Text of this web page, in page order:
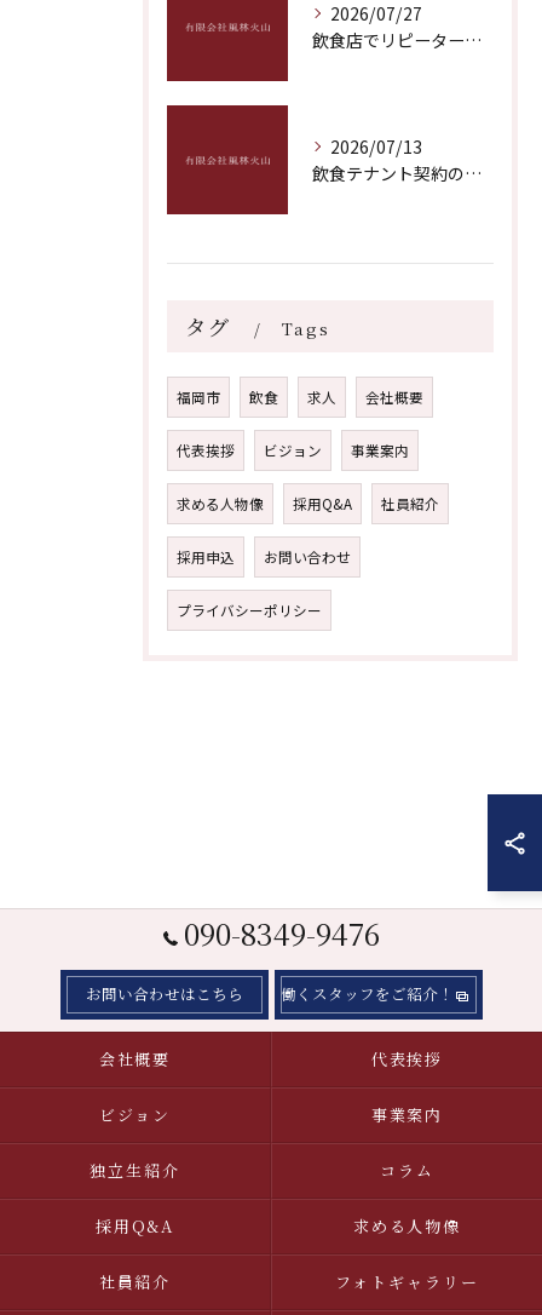
2026/07/27
飲食店でリピーター獲得を実現する具体策と成功のポイントを徹底解説
2026/07/13
飲食テナント契約のポイントとトラブル回避につながる実践的なチェック項目
タグ Tags
福岡市 飲食 求人 会社概要
代表挨拶 ビジョン 事業案内
求める人物像 採用Q&A 社員紹介
採用申込 お問い合わせ
プライバシーポリシー
090-8349-9476
お問い合わせはこちら 働くスタッフをご紹介！
会社概要 代表挨拶
ビジョン 事業案内
独立生紹介 コラム
採用Q&A 求める人物像
社員紹介 フォトギャラリー